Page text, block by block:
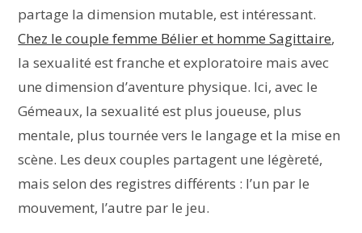
partage la dimension mutable, est intéressant.
Chez le couple femme Bélier et homme Sagittaire,
la sexualité est franche et exploratoire mais avec
une dimension d’aventure physique. Ici, avec le
Gémeaux, la sexualité est plus joueuse, plus
mentale, plus tournée vers le langage et la mise en
scène. Les deux couples partagent une légèreté,
mais selon des registres différents : l’un par le
mouvement, l’autre par le jeu.